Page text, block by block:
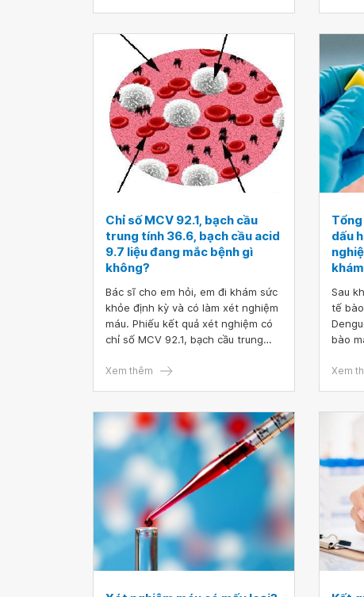
Chỉ số MCV 92.1, bạch cầu
trung tính 36.6, bạch cầu acid
9.7 liệu đang mắc bệnh gì
không?
Bác sĩ cho em hỏi, em đi khám sức
khỏe định kỳ và có làm xét nghiệm
máu. Phiếu kết quả xét nghiệm có
chỉ số MCV 92.1, bạch cầu trung
đang mắc bệnh gì không? Em có
Cảm ơn bác sĩ!
Xem thêm
dấu
Sau
tế
bào
bệnh.
khi
định
Xem